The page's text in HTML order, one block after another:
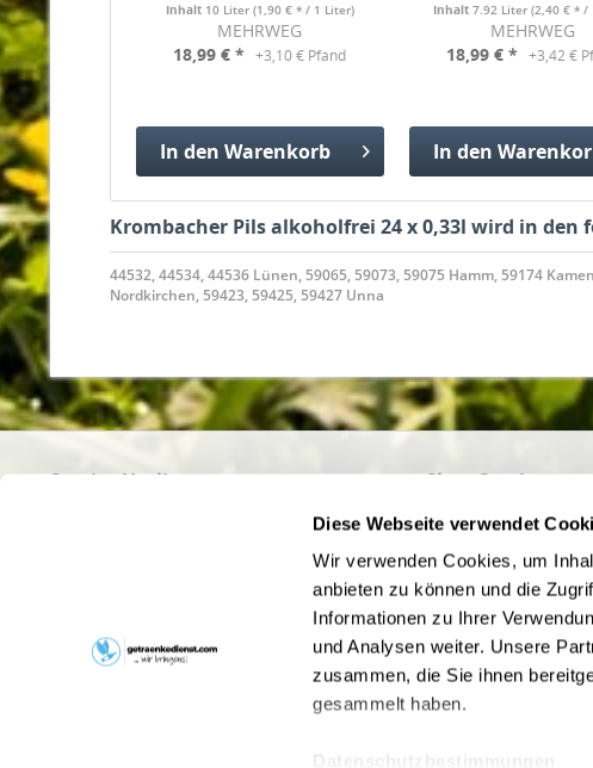
Diese Webseite verwendet
Wir verwenden Cookies, um
anbieten zu können und die
Informationen zu Ihrer
und Analysen weiter. Unsere
zusammen, die Sie ihnen
gesammelt haben.
Inhalt 10 Liter (1,90 € * / 1 Liter)
MEHRWEG
18,99 € *
+3,10 € Pfand
In den Warenkorb
Hinzugefügt
Inhalt 7.92 Liter (2,40 € * /
MEHRWEG
18,99 € * +3,42 €
In den
Hinzugefügt
Krombacher Pils alkoholfrei 24 x 0,33l wird in
44532, 44534, 44536 Lünen, 59065, 59073, 59075 Hamm, 59174
Nordkirchen, 59423, 59425, 59427 Unna
Service Hotline
Haben Sie Fragen zu Ihrer Bestellung?
02389/92514-0
bestellung@bg-
Shop Service
Büro- und
Getränke online
Umgebung - Der
Lieblingsgetränken
Hinweise zum
Liefer- und
Pfandrückgabe
Kontakt